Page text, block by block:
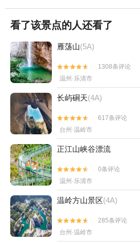
看了该景点的人还看了
雁荡山(5A)


1308条评论
温州·乐清市
长屿硐天(4A)


617条评论
台州·温岭市
正江山峡谷漂流


0条评论
温州·乐清市
温岭方山景区(4A)


285条评论
台州·温岭市